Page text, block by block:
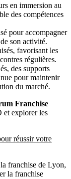
en immersion au
des compétences
pour accompagner
son activité.
favorisant les
régulières.
des supports
pour maintenir
du marché.
Franchise
et explorer les
réussir votre
franchise de Lyon,
la franchise